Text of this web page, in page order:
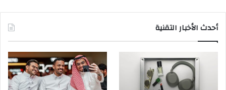
أحدث الأخبار التقنية